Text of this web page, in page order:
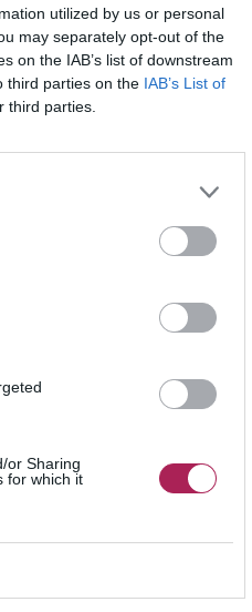
utilized by us or personal
may separately opt-out of the
on the IAB’s list of downstream
third parties on the IAB’s List of
third parties.
or Sharing
for which it
verlorenen
auch für deren
Werten
feststellen.
sollten Sie auf